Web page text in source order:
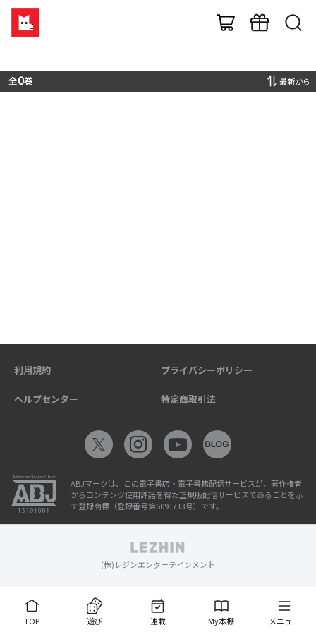
全0巻 最新から
TOP 遊び 連載 My本棚 メニュー
利用規約 プライバシーポリシー
ヘルプセンター 特定商取引法
ABJマークは、この電子書店・電子書籍配信サービスが、著作権者
からコンテンツ使用許諾を得た正規版配信サービスであることを示
す登録商標（登録番号第6091713号）です。
(株)レジンエンターテインメント